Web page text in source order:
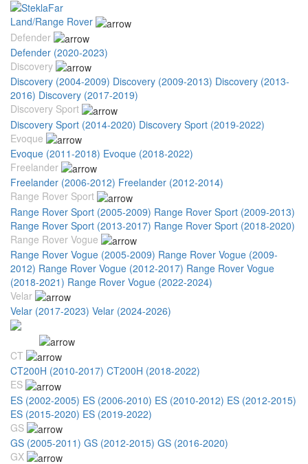
Land/Range Rover
Defender
Defender (2020-2023)
Discovery
Discovery (2004-2009) Discovery (2009-2013) Discovery (2013-
2016) Discovery (2017-2019)
Discovery Sport
Discovery Sport (2014-2020) Discovery Sport (2019-2022)
Evoque
Evoque (2011-2018) Evoque (2018-2022)
Freelander
Freelander (2006-2012) Freelander (2012-2014)
Range Rover Sport
Range Rover Sport (2005-2009) Range Rover Sport (2009-2013)
Range Rover Sport (2013-2017) Range Rover Sport (2018-2020)
Range Rover Vogue
Range Rover Vogue (2005-2009) Range Rover Vogue (2009-
2012) Range Rover Vogue (2012-2017) Range Rover Vogue
(2018-2021) Range Rover Vogue (2022-2024)
Velar
Velar (2017-2023) Velar (2024-2026)
CT
CT200H (2010-2017) CT200H (2018-2022)
ES
ES (2002-2005) ES (2006-2010) ES (2010-2012) ES (2012-2015)
ES (2015-2020) ES (2019-2022)
GS
GS (2005-2011) GS (2012-2015) GS (2016-2020)
GX